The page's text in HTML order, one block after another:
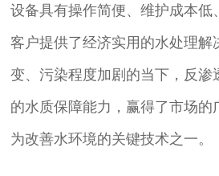
设备具有操作简便、维护成本低
客户提供了经济实用的水处理解
变、污染程度加剧的当下，反渗
的水质保障能力，赢得了市场的
为改善水环境的关键技术之一。